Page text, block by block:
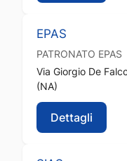
EPAS
PATRONATO EPAS
Via Giorgio De
(NA)
Dettagli